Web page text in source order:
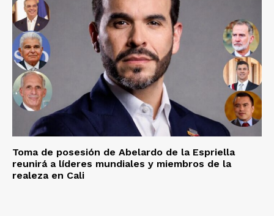
Toma de posesión de Abelardo de la Espriella
reunirá a líderes mundiales y miembros de la
realeza en Cali